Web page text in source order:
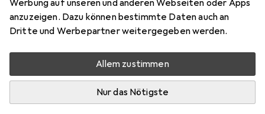
Werbung auf unseren und anderen Webseiten oder Apps
anzuzeigen. Dazu können bestimmte Daten auch an
Dritte und Werbepartner weitergegeben werden.
Allem zustimmen
Nur das Nötigste
Color Love Lipstick with Love
Bullet
Hier findest du passendes Zubehör zum Produkt Estée
Lauder Pure Color Love Lipstick with Love Bullet.